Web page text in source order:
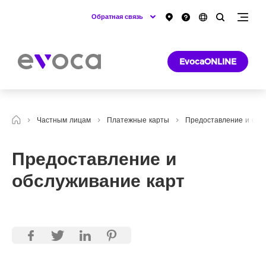
Обратная связь
EvocaONLINE
Частным лицам Платежные карты Предоставление и
Предоставление и
обслуживание карт